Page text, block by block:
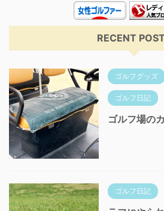
RECENT
ゴルフグッズ
ゴルフ日記
ゴルフ場の
ゴルフ日記